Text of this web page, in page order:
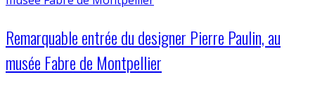
Remarquable entrée du designer Pierre Paulin, au
musée Fabre de Montpellier